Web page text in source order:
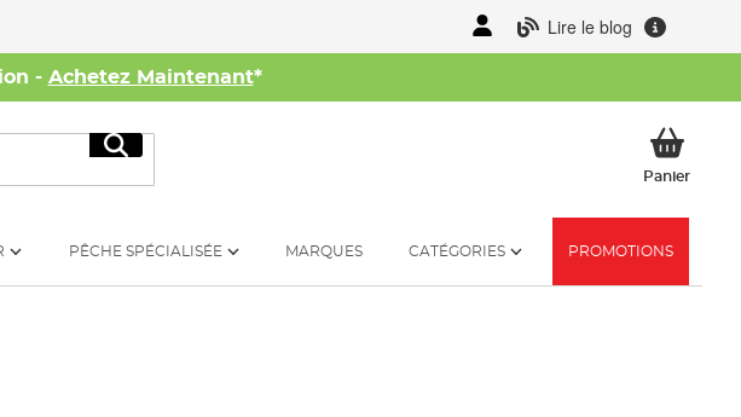
Lire le blog
- Achetez Maintenant*
Rechercher
PanierMon
PÊCHE SPÉCIALISÉE MARQUES CATÉGORIES PROMOTIONS